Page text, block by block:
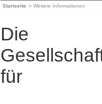
Startseite » Weitere Informationen
Die
für